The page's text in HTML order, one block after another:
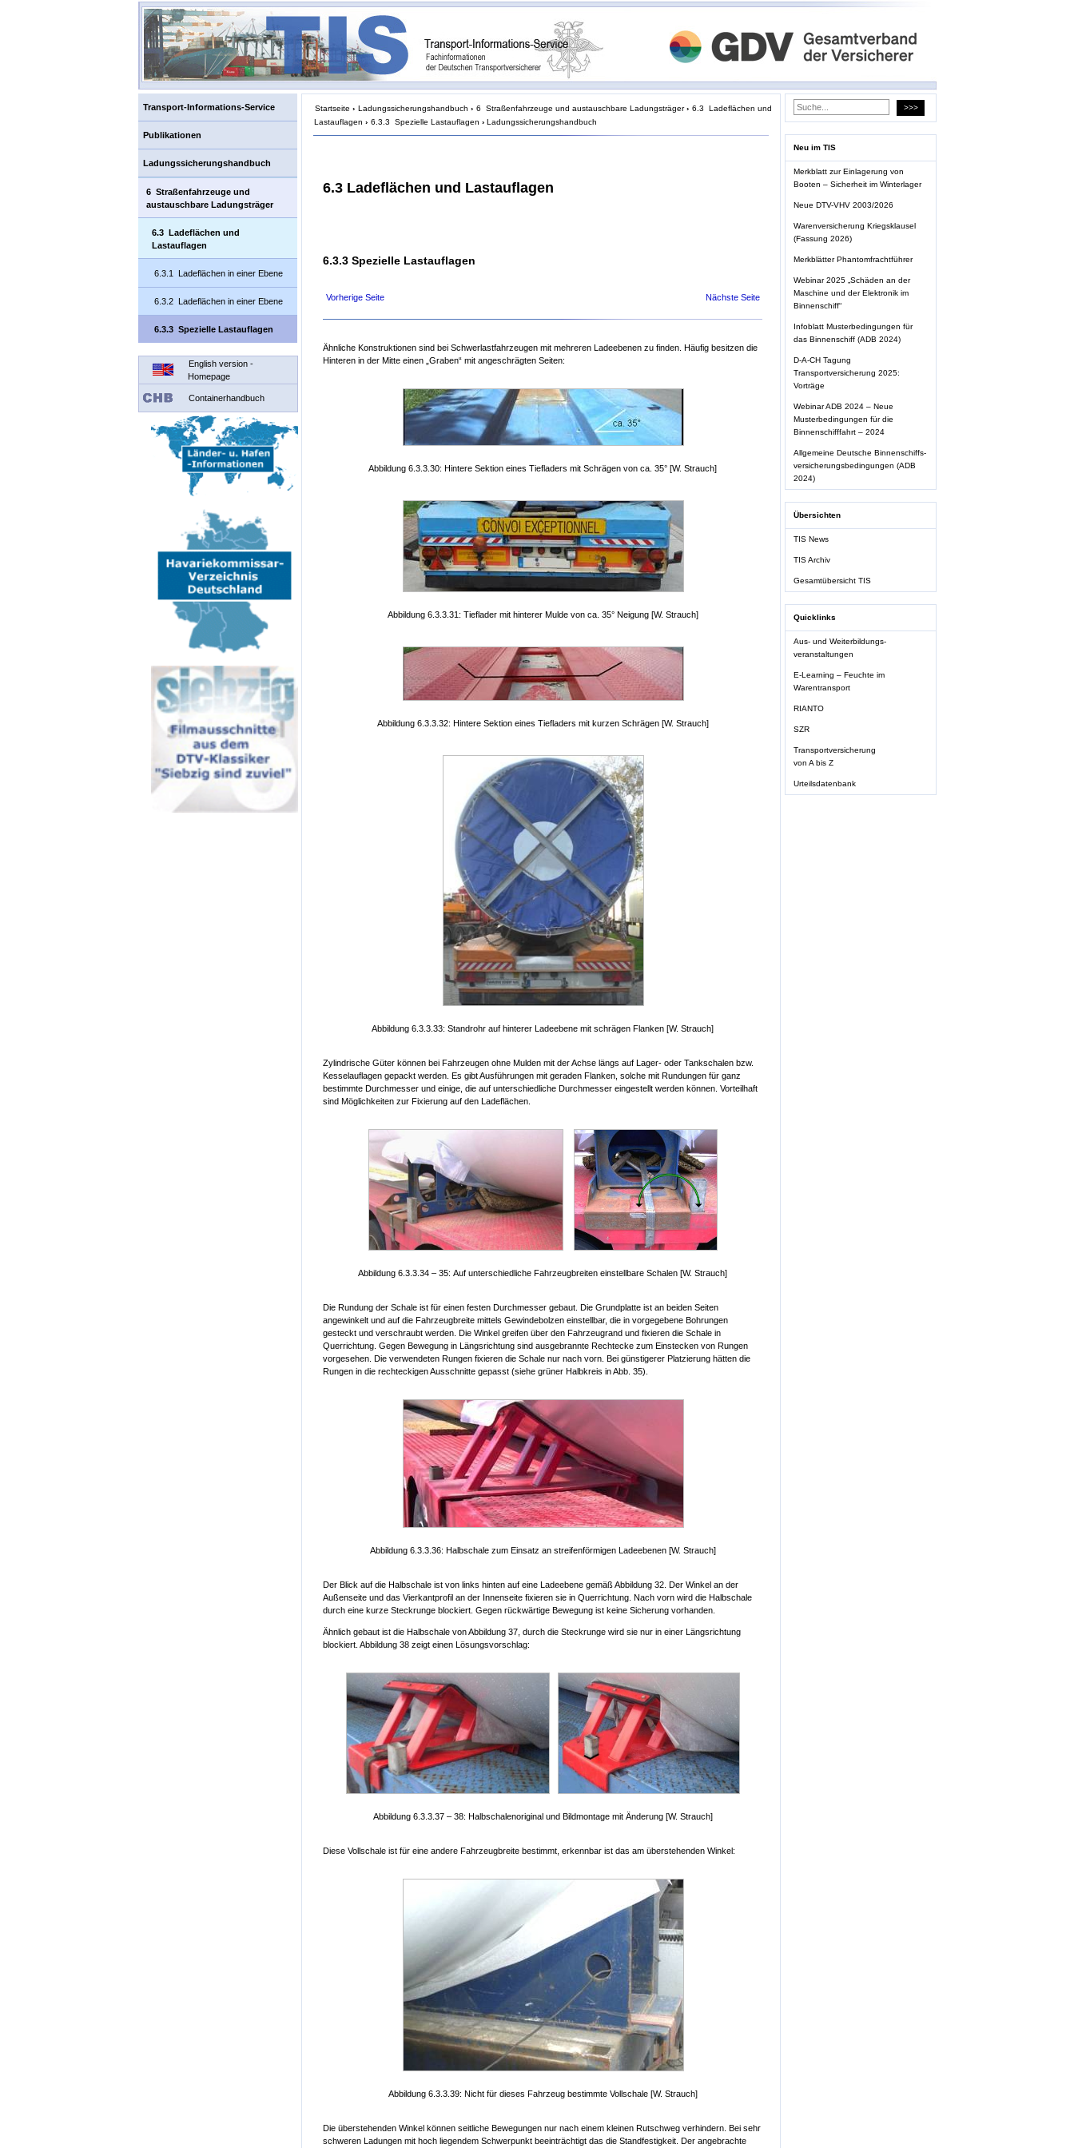
Transport-Informations-Service
Publikationen
Ladungssicherungshandbuch
6 Straßenfahrzeuge und
austauschbare Ladungsträger
6.3 Ladeflächen und
Lastauflagen
6.3.1 Ladeflächen in einer Ebene
6.3.2 Ladeflächen in einer Ebene
6.3.3 Spezielle Lastauflagen
English version -
Homepage
Containerhandbuch
Startseite › Ladungssicherungshandbuch › 6 Straßenfahrzeuge und austauschbare Ladungsträger› 6.3 Ladeflächen und
Lastauflagen › 6.3.3 Spezielle Lastauflagen › Ladungssicherungshandbuch
6.3 Ladeflächen und Lastauflagen
6.3.3 Spezielle Lastauflagen
Vorherige Seite Nächste Seite
Ähnliche Konstruktionen sind bei Schwerlastfahrzeugen mit mehreren Ladeebenen zu finden. Häufig besitzen die
Hinteren in der Mitte einen „Graben“ mit angeschrägten Seiten:
Abbildung 6.3.3.30: Hintere Sektion eines Tiefladers mit Schrägen von ca. 35° [W. Strauch]
Abbildung 6.3.3.31: Tieflader mit hinterer Mulde von ca. 35° Neigung [W. Strauch]
Abbildung 6.3.3.32: Hintere Sektion eines Tiefladers mit kurzen Schrägen [W. Strauch]
Abbildung 6.3.3.33: Standrohr auf hinterer Ladeebene mit schrägen Flanken [W. Strauch]
Zylindrische Güter können bei Fahrzeugen ohne Mulden mit der Achse längs auf Lager- oder Tankschalen bzw.
Kesselauflagen gepackt werden. Es gibt Ausführungen mit geraden Flanken, solche mit Rundungen für ganz
bestimmte Durchmesser und einige, die auf unterschiedliche Durchmesser eingestellt werden können. Vorteilhaft
sind Möglichkeiten zur Fixierung auf den Ladeflächen.
Abbildung 6.3.3.34 – 35: Auf unterschiedliche Fahrzeugbreiten einstellbare Schalen [W. Strauch]
Die Rundung der Schale ist für einen festen Durchmesser gebaut. Die Grundplatte ist an beiden Seiten
angewinkelt und auf die Fahrzeugbreite mittels Gewindebolzen einstellbar, die in vorgegebene Bohrungen
gesteckt und verschraubt werden. Die Winkel greifen über den Fahrzeugrand und fixieren die Schale in
Querrichtung. Gegen Bewegung in Längsrichtung sind ausgebrannte Rechtecke zum Einstecken von Rungen
vorgesehen. Die verwendeten Rungen fixieren die Schale nur nach vorn. Bei günstigerer Platzierung hätten die
Rungen in die rechteckigen Ausschnitte gepasst (siehe grüner Halbkreis in Abb. 35).
Abbildung 6.3.3.36: Halbschale zum Einsatz an streifenförmigen Ladeebenen [W. Strauch]
Der Blick auf die Halbschale ist von links hinten auf eine Ladeebene gemäß Abbildung 32. Der Winkel an der
Außenseite und das Vierkantprofil an der Innenseite fixieren sie in Querrichtung. Nach vorn wird die Halbschale
durch eine kurze Steckrunge blockiert. Gegen rückwärtige Bewegung ist keine Sicherung vorhanden.
Ähnlich gebaut ist die Halbschale von Abbildung 37, durch die Steckrunge wird sie nur in einer Längsrichtung
blockiert. Abbildung 38 zeigt einen Lösungsvorschlag:
Abbildung 6.3.3.37 – 38: Halbschalenoriginal und Bildmontage mit Änderung [W. Strauch]
Diese Vollschale ist für eine andere Fahrzeugbreite bestimmt, erkennbar ist das am überstehenden Winkel:
Abbildung 6.3.3.39: Nicht für dieses Fahrzeug bestimmte Vollschale [W. Strauch]
Die überstehenden Winkel können seitliche Bewegungen nur nach einem kleinen Rutschweg verhindern. Bei sehr
schweren Ladungen mit hoch liegendem Schwerpunkt beeinträchtigt das die Standfestigkeit. Der angebrachte
Neu im TIS
Merkblatt zur Einlagerung von
Booten – Sicherheit im Winterlager
Neue DTV-VHV 2003/2026
Warenversicherung Kriegsklausel
(Fassung 2026)
Merkblätter Phantomfrachtführer
Webinar 2025 „Schäden an der
Maschine und der Elektronik im
Binnenschiff“
Infoblatt Musterbedingungen für
das Binnenschiff (ADB 2024)
D-A-CH Tagung
Transportversicherung 2025:
Vorträge
Webinar ADB 2024 – Neue
Musterbedingungen für die
Binnenschifffahrt – 2024
Allgemeine Deutsche Binnenschiffs-
versicherungsbedingungen (ADB
2024)
Übersichten
TIS News
TIS Archiv
Gesamtübersicht TIS
Quicklinks
Aus- und Weiterbildungs-
veranstaltungen
E-Learning – Feuchte im
Warentransport
RIANTO
SZR
Transportversicherung
von A bis Z
Urteilsdatenbank